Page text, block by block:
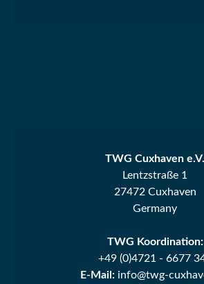
TWG Cuxhaven e.V.
Lentzstraße 1
27472 Cuxhaven
Germany
TWG Koordination:
+49 (0)4721 - 6677
E-Mail: info@twg-